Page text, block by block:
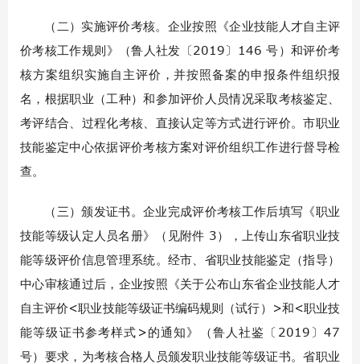
（二）实施评价考核。企业按照《企业技能人才自主评
价考核工作规则》（鲁人社发〔2019〕146 号）和评价考
核方案组织实施自主评价，并按照备案的申报条件组织报
名，根据职业（工种）和参加评价人员情况采取考核鉴定、
考评结合、过程化考核、直接认定等方式进行评价。市职业
技能鉴定中心依据评价考核方案对评价组织工作进行督导检
查。
（三）颁发证书。企业完成评价考核工作后填写《职业
技能等级认定人员名册》（见附件 3），上传山东省职业技
能等级评价信息管理系统。经市、省职业技能鉴定（指导）
中心审核通过后，企业按照《关于公布山东省企业技能人才
自主评价<职业技能等级证书编码规则（试行）>和<职业技
能等级证书参考样式>的通知》（鲁人社鉴〔2019〕47
号）要求，为考核合格人员颁发职业技能等级证书。省职业